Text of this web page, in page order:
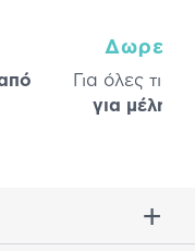
Δωρεάν
Για όλες τις
για μέλη